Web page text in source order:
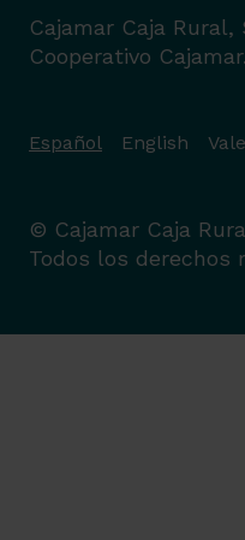
Cajamar Caja
Cooperativo Cajamar.
Español English
© Cajamar Caja
Todos los derechos